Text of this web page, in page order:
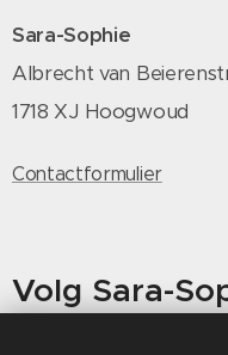
Sara-Sophie
Albrecht van
1718 XJ Hoogwoud
Contactformulier
Volg Sara-